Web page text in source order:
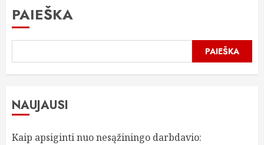
PAIEŠKA
PAIEŠKA
NAUJAUSI
Kaip apsiginti nuo nesąžiningo darbdavio: